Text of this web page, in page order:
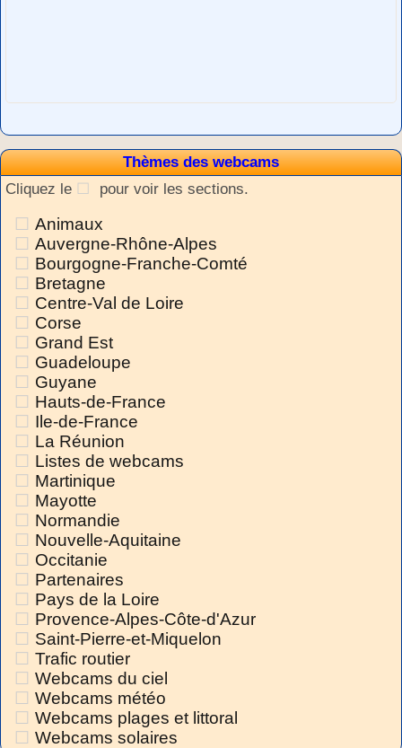
Thèmes des webcams
Cliquez le
pour voir les sections.
Animaux
Auvergne-Rhône-Alpes
Bourgogne-Franche-Comté
Bretagne
Centre-Val de Loire
Corse
Grand Est
Guadeloupe
Guyane
Hauts-de-France
Ile-de-France
La Réunion
Listes de webcams
Martinique
Mayotte
Normandie
Nouvelle-Aquitaine
Occitanie
Partenaires
Pays de la Loire
Provence-Alpes-Côte-d'Azur
Saint-Pierre-et-Miquelon
Trafic routier
Webcams du ciel
Webcams météo
Webcams plages et littoral
Webcams solaires